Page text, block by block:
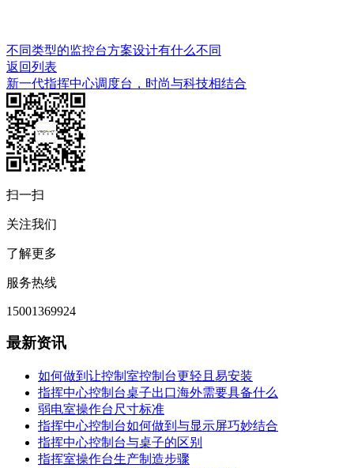
不同类型的监控台方案设计有什么不同
返回列表
新一代指挥中心调度台，时尚与科技相结合
扫一扫
关注我们
了解更多
服务热线
15001369924
最新资讯
如何做到让控制室控制台更轻且易安装
指挥中心控制台桌子出口海外需要具备什么
弱电室操作台尺寸标准
指挥中心控制台如何做到与显示屏巧妙结合
指挥中心控制台与桌子的区别
指挥室操作台生产制造步骤